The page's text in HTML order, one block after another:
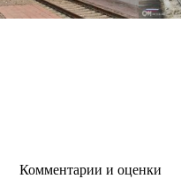
Комментарии и оценки